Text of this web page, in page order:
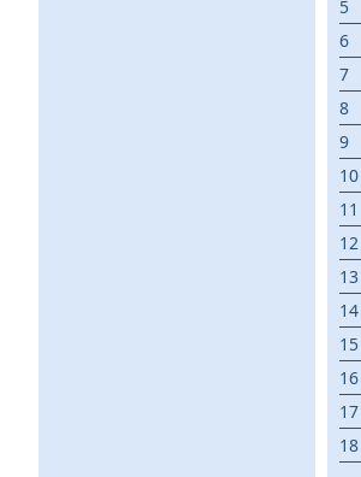
5
6
7
8
9
10
11
12
13
14
15
16
17
18